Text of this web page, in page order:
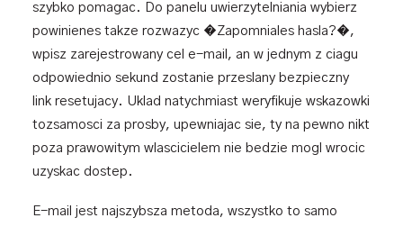
szybko pomagac. Do panelu uwierzytelniania wybierz
powinienes takze rozwazyc �Zapomniales hasla?�,
wpisz zarejestrowany cel e-mail, an w jednym z ciagu
odpowiednio sekund zostanie przeslany bezpieczny
link resetujacy. Uklad natychmiast weryfikuje wskazowki
tozsamosci za prosby, upewniajac sie, ty na pewno nikt
poza prawowitym wlascicielem nie bedzie mogl wrocic
uzyskac dostep.
E-mail jest najszybsza metoda, wszystko to samo